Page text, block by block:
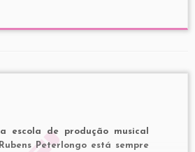
escola de produção musical
Peterlongo está sempre